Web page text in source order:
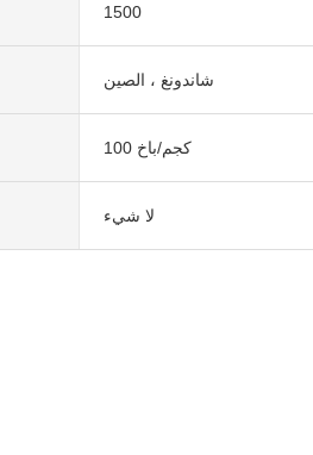
1500
شاندونغ ، الصين
100 كجم/باخ
لا شيء